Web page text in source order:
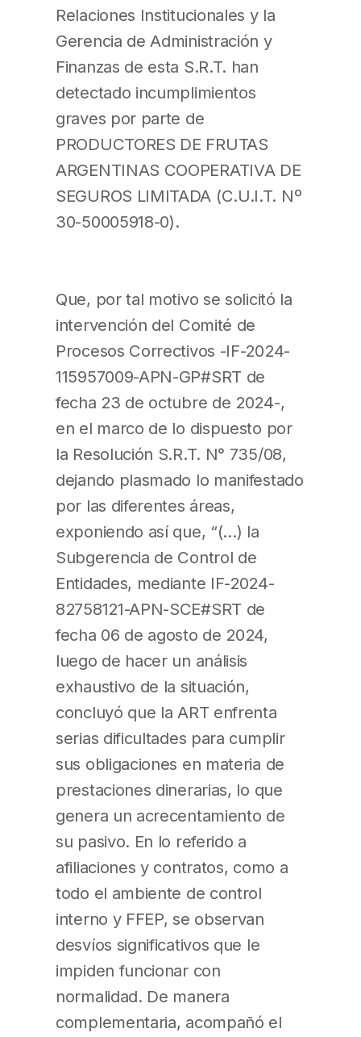
Relaciones Institucionales y la
Gerencia de Administración y
Finanzas de esta S.R.T. han
detectado incumplimientos
graves por parte de
PRODUCTORES DE FRUTAS
ARGENTINAS COOPERATIVA DE
SEGUROS LIMITADA (C.U.I.T. Nº
30-50005918-0).
Que, por tal motivo se solicitó la
intervención del Comité de
Procesos Correctivos -IF-2024-
115957009-APN-GP#SRT de
fecha 23 de octubre de 2024-,
en el marco de lo dispuesto por
la Resolución S.R.T. N° 735/08,
dejando plasmado lo manifestado
por las diferentes áreas,
exponiendo así que, “(…) la
Subgerencia de Control de
Entidades, mediante IF-2024-
82758121-APN-SCE#SRT de
fecha 06 de agosto de 2024,
luego de hacer un análisis
exhaustivo de la situación,
concluyó que la ART enfrenta
serias dificultades para cumplir
sus obligaciones en materia de
prestaciones dinerarias, lo que
genera un acrecentamiento de
su pasivo. En lo referido a
afiliaciones y contratos, como a
todo el ambiente de control
interno y FFEP, se observan
desvíos significativos que le
impiden funcionar con
normalidad. De manera
complementaria, acompañó el